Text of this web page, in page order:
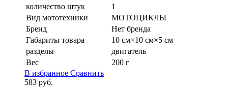
количество штук
1
Вид мототехники
МОТОЦИКЛЫ
Бренд
Нет бренда
Габариты товара
10 см×10 см×5 см
разделы
двигатель
Вес
200 г
В избранное Сравнить
583 руб.